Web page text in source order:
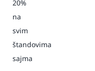
20%
na
svim
štandovima
sajma